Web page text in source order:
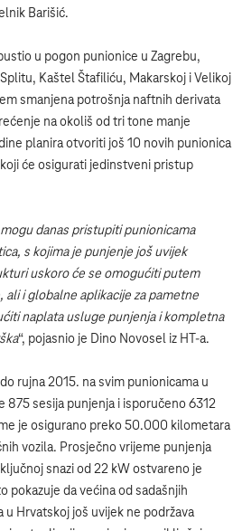
Barišić.
u pogon punionice u Zagrebu,
Kaštel Štafiliću, Makarskoj i Velikoj
smanjena potrošnja naftnih derivata
na okoliš od tri tone manje
planira otvoriti još 10 novih punionica
će osigurati jedinstveni pristup
danas pristupiti punionicama
s kojima je punjenje još uvijek
uskoro će se omogućiti putem
i globalne aplikacije za pametne
naplata usluge punjenja i kompletna
“, pojasnio je Dino Novosel iz HT-a.
rujna 2015. na svim punionicama u
875 sesija punjenja i isporučeno 6312
je osigurano preko 50.000 kilometara
vozila. Prosječno vrijeme punjenja
snazi od 22 kW ostvareno je
pokazuje da većina od sadašnjih
Hrvatskoj još uvijek ne podržava